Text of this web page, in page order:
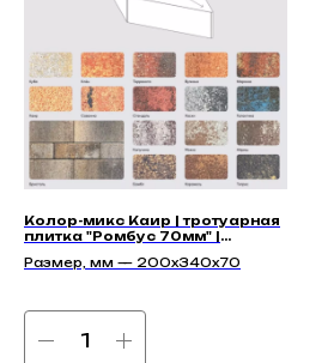
Колор-микс Каир | тротуарная
плитка "Ромбус 70мм" |
Размер, мм — 200х340х70